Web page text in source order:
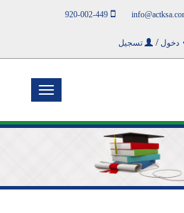
920-002-449
دخول / تسجيل
Toggle